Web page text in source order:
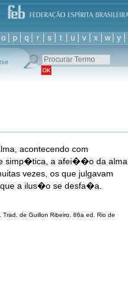
o p q r s t u v x w y
acontecendo com
simp�tica, a afei��o da alma
vezes, os que julgavam
que a ilus�o se desfa�a.
de Guillon Ribeiro. 86a ed. Rio de